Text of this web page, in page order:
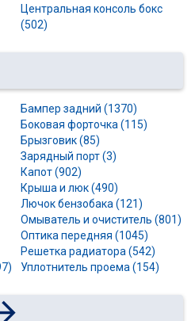
Центральная консоль бокс
(502)
Бампер задний (1370)
Боковая форточка (115)
Брызговик (85)
Зарядный порт (3)
Капот (902)
Крыша и люк (490)
Лючок бензобака (121)
Омыватель и очиститель (801)
Оптика передняя (1045)
Решетка радиатора (542)
Уплотнитель проема (154)